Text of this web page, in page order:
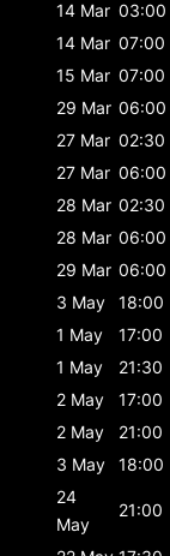
14 Mar 03:00
14 Mar 07:00
15 Mar 07:00
29 Mar 06:00
27 Mar 02:30
27 Mar 06:00
28 Mar 02:30
28 Mar 06:00
29 Mar 06:00
3 May
18:00
1 May
17:00
1 May
21:30
2 May
17:00
2 May
21:00
3 May 18:00
24
May
21:00